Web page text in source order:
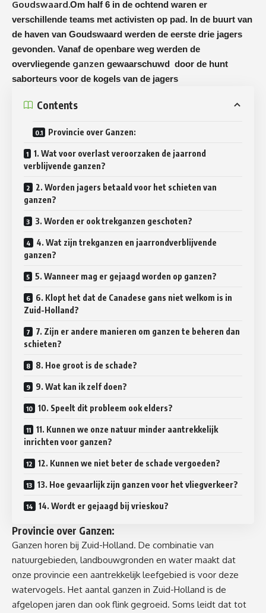
Goudswaard.Om half 6 in de ochtend waren er
verschillende teams met activisten op pad. In de buurt van
de haven van Goudswaard werden de eerste drie jagers
gevonden. Vanaf de openbare weg werden de
overvliegende ganzen gewaarschuwd door de hunt
saborteurs voor de kogels van de jagers
Contents
Provincie over Ganzen:
1. Wat voor overlast veroorzaken de jaarrond
verblijvende ganzen?
2. Worden jagers betaald voor het schieten van
ganzen?
3. Worden er ook trekganzen geschoten?
4. Wat zijn trekganzen en jaarrondverblijvende
ganzen?
5. Wanneer mag er gejaagd worden op ganzen?
6. Klopt het dat de Canadese gans niet welkom is in
Zuid-Holland?
7. Zijn er andere manieren om ganzen te beheren dan
schieten?
8. Hoe groot is de schade?
9. Wat kan ik zelf doen?
10. Speelt dit probleem ook elders?
11. Kunnen we onze natuur minder aantrekkelijk
inrichten voor ganzen?
12. Kunnen we niet beter de schade vergoeden?
13. Hoe gevaarlijk zijn ganzen voor het vliegverkeer?
14. Wordt er gejaagd bij vrieskou?
Provincie over Ganzen:
Ganzen horen bij Zuid-Holland. De combinatie van
natuurgebieden, landbouwgronden en water maakt dat
onze provincie een aantrekkelijk leefgebied is voor deze
watervogels. Het aantal ganzen in Zuid-Holland is de
afgelopen jaren dan ook flink gegroeid. Soms leidt dat tot